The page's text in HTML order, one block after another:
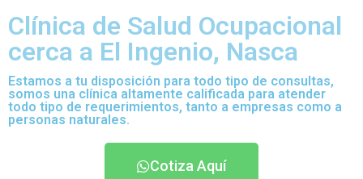
Clínica de Salud Ocupacional
cerca a El Ingenio, Nasca
Estamos a tu disposición para todo tipo de consultas,
somos una clínica altamente calificada para atender
todo tipo de requerimientos, tanto a empresas como a
personas naturales.
Cotiza Aquí